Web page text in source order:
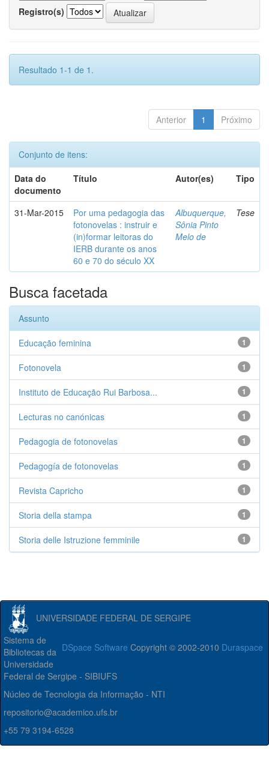
Registro(s)
Resultado 1-1 de 1.
Anterior 1 Próximo
Conjunto de itens:
Data do
documento
Título Autor(es) Tipo
31-Mar-2015
Por uma pedagogia das
fotonovelas : instruir e
(in)formar leitoras do
IERB durante os anos
60 e 70 do século XX
Albuquerque,
Sônia Pinto
Melo de
Tese
Busca facetada
Assunto
1
Educação feminina
1
Fotonovela
1
Instituto de Educação Rui Barbosa...
1
Lecturas no canónicas
1
Pedagogia de fotonovelas
1
Pedagogía de fotonovelas
1
Revista Capricho
1
Storia della stampa
1
Storia delle Istruzione femminile
UNIVERSIDADE FEDERAL DE SERGIPE
DSpace Software Copyright © 2002-2010 Duraspace
Sistema de
Bibliotecas da
Universidade
Federal de Sergipe - SIBIUFS
Núcleo de Tecnologia da Informação - NTI
repositorio@academico.ufs.br
+55 79 3194-6528